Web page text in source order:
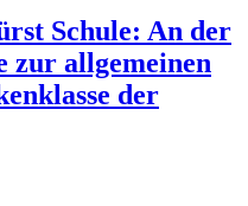
Schule: An der
zur allgemeinen
der